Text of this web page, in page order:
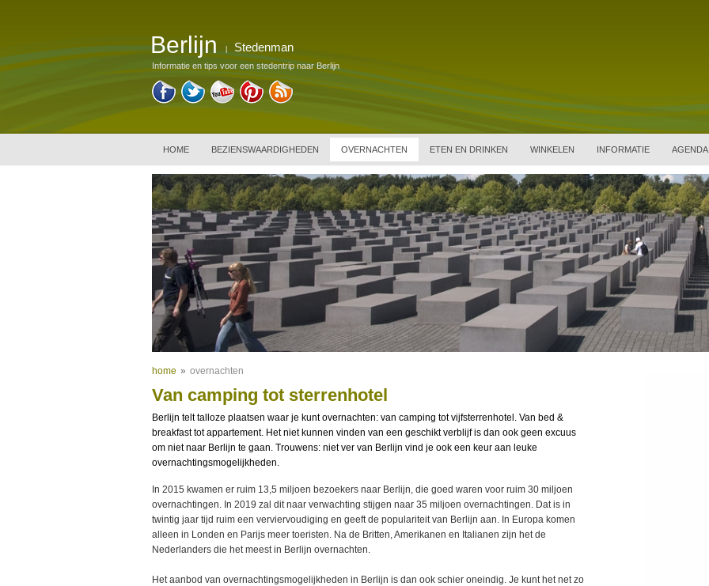
Berlijn Stedenman
Informatie en tips voor een stedentrip naar Berlijn
HOME BEZIENSWAARDIGHEDEN OVERNACHTEN ETEN EN DRINKEN WINKELEN INFORMATIE AGENDA
home » overnachten
Van camping tot sterrenhotel
Berlijn telt talloze plaatsen waar je kunt overnachten: van camping tot vijfsterrenhotel. Van bed &
breakfast tot appartement. Het niet kunnen vinden van een geschikt verblijf is dan ook geen excuus
om niet naar Berlijn te gaan. Trouwens: niet ver van Berlijn vind je ook een keur aan leuke
overnachtingsmogelijkheden.
In 2015 kwamen er ruim 13,5 miljoen bezoekers naar Berlijn, die goed waren voor ruim 30 miljoen
overnachtingen. In 2019 zal dit naar verwachting stijgen naar 35 miljoen overnachtingen. Dat is in
twintig jaar tijd ruim een verviervoudiging en geeft de populariteit van Berlijn aan. In Europa komen
alleen in Londen en Parijs meer toeristen. Na de Britten, Amerikanen en Italianen zijn het de
Nederlanders die het meest in Berlijn overnachten.
Het aanbod van overnachtingsmogelijkheden in Berlijn is dan ook schier oneindig. Je kunt het net zo